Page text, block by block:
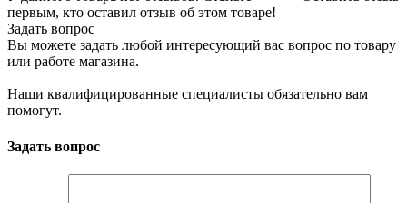
первым, кто оставил отзыв об этом товаре!
Задать вопрос
Вы можете задать любой интересующий вас вопрос по товару
или работе магазина.
Наши квалифицированные специалисты обязательно вам
помогут.
Задать вопрос